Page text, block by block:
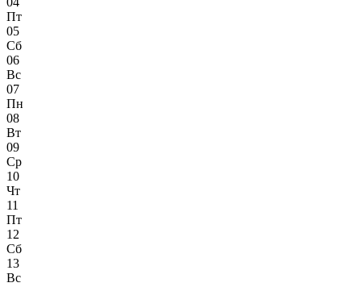
Пт
05
Сб
06
Вс
07
Пн
08
Вт
09
Ср
10
Чт
11
Пт
12
Сб
13
Вс